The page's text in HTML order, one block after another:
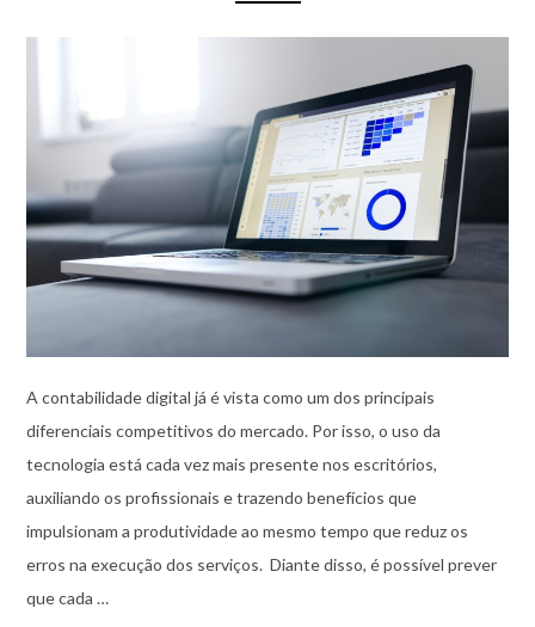
A contabilidade digital já é vista como um dos principais
diferenciais competitivos do mercado. Por isso, o uso da
tecnologia está cada vez mais presente nos escritórios,
auxiliando os profissionais e trazendo benefícios que
impulsionam a produtividade ao mesmo tempo que reduz os
erros na execução dos serviços. Diante disso, é possível prever
que cada …